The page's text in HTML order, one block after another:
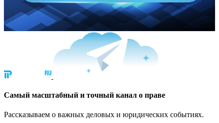
Cамый масштабный и точный канал о праве
Рассказываем о важных деловых и юридических событиях.